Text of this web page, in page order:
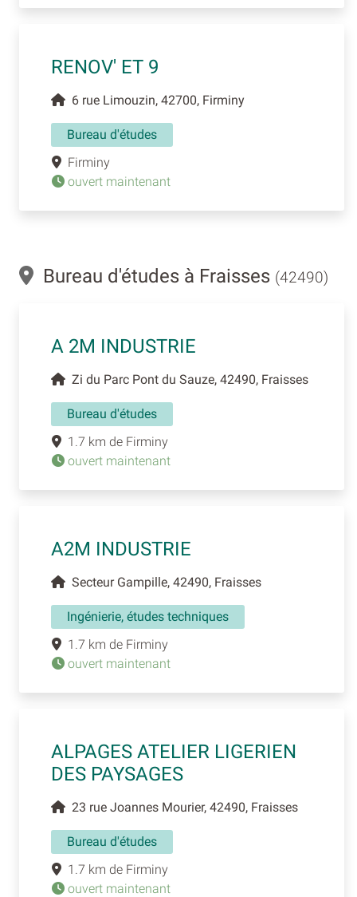
RENOV' ET 9
6 rue Limouzin, 42700, Firminy
Bureau d'études
Firminy
ouvert maintenant
Bureau d'études à Fraisses (42490)
A 2M INDUSTRIE
Zi du Parc Pont du Sauze, 42490, Fraisses
Bureau d'études
1.7 km de Firminy
ouvert maintenant
A2M INDUSTRIE
Secteur Gampille, 42490, Fraisses
Ingénierie, études techniques
1.7 km de Firminy
ouvert maintenant
ALPAGES ATELIER LIGERIEN
DES PAYSAGES
23 rue Joannes Mourier, 42490, Fraisses
Bureau d'études
1.7 km de Firminy
ouvert maintenant